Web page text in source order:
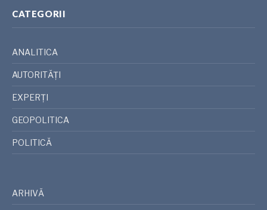
CATEGORII
ANALITICA
AUTORITĂȚI
EXPERȚI
GEOPOLITICA
POLITICĂ
ARHIVĂ